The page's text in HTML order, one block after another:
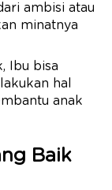
ambisi atau
minatnya
Ibu bisa
hal
anak
Baik